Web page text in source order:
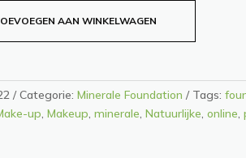
AAN WINKELWAGEN
Categorie: Minerale Foundation Tags:
up Makeup minerale Natuurlijke online